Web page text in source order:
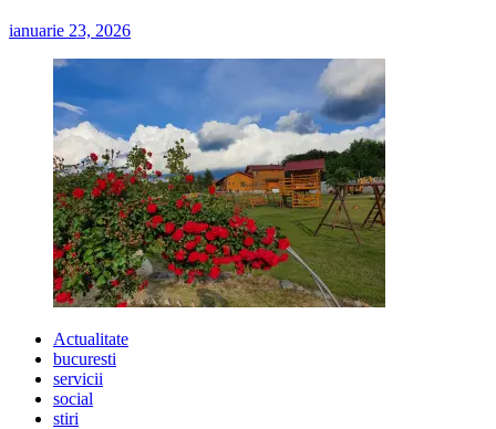
ianuarie 23, 2026
Actualitate
bucuresti
servicii
social
stiri